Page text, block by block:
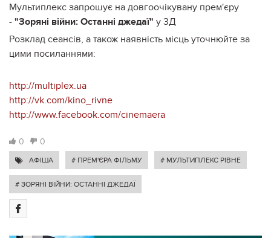
Мультиплекс запрошує на довгоочікувану прем'єру
- "Зоряні війни: Останні джедаї" у 3Д
Розклад сеансів, а також наявність місць уточнюйте за
цими посиланнями:
http://multiplex.ua
http://vk.com/kino_rivne
http://www.facebook.com/cinemaera
0 0
АФІША # ПРЕМ'ЄРА ФІЛЬМУ # МУЛЬТИПЛЕКС РІВНЕ
# ЗОРЯНІ ВІЙНИ: ОСТАННІ ДЖЕДАЇ